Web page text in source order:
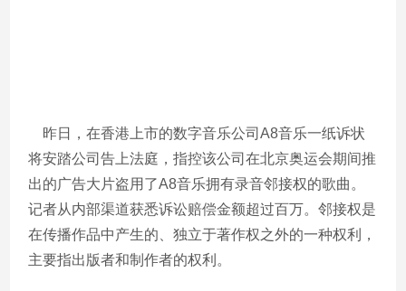
昨日，在香港上市的数字音乐公司A8音乐一纸诉状
将安踏公司告上法庭，指控该公司在北京奥运会期间推
出的广告大片盗用了A8音乐拥有录音邻接权的歌曲。
记者从内部渠道获悉诉讼赔偿金额超过百万。邻接权是
在传播作品中产生的、独立于著作权之外的一种权利，
主要指出版者和制作者的权利。